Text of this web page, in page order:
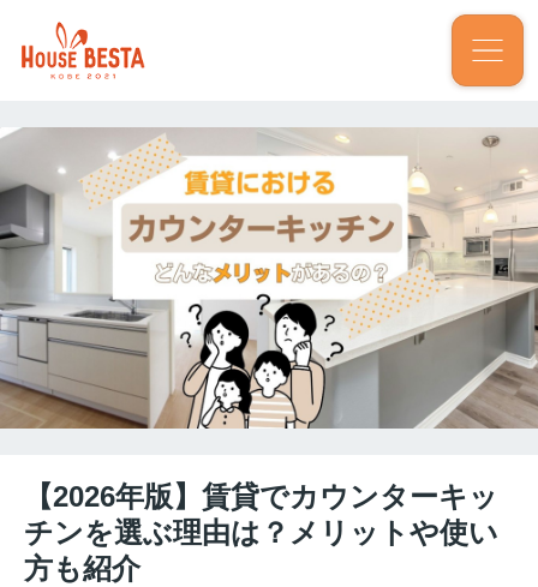
【2026年版】賃貸でカウンターキッ
チンを選ぶ理由は？メリットや使い
方も紹介